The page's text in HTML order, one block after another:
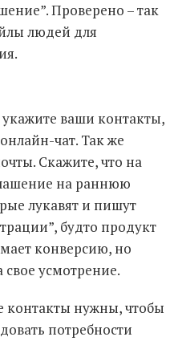
Проверено – так
людей для
ваши контакты,
чат. Так же
Скажите, что на
на раннюю
лукавят и пишут
будто продукт
конверсию, но
свое усмотрение.
контакты нужны, чтобы
потребности